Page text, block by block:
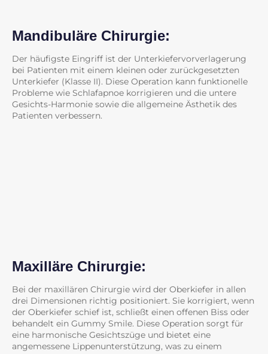
Mandibuläre Chirurgie:
Der häufigste Eingriff ist der Unterkiefervorverlagerung
bei Patienten mit einem kleinen oder zurückgesetzten
Unterkiefer (Klasse II). Diese Operation kann funktionelle
Probleme wie Schlafapnoe korrigieren und die untere
Gesichts-Harmonie sowie die allgemeine Ästhetik des
Patienten verbessern.
Maxilläre Chirurgie:
Bei der maxillären Chirurgie wird der Oberkiefer in allen
drei Dimensionen richtig positioniert. Sie korrigiert, wenn
der Oberkiefer schief ist, schließt einen offenen Biss oder
behandelt ein Gummy Smile. Diese Operation sorgt für
eine harmonische Gesichtszüge und bietet eine
angemessene Lippenunterstützung, was zu einem